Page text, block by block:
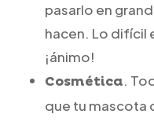
pasarlo en
hacen. Lo difícil
¡ánimo!
Cosmética.
que tu mascota